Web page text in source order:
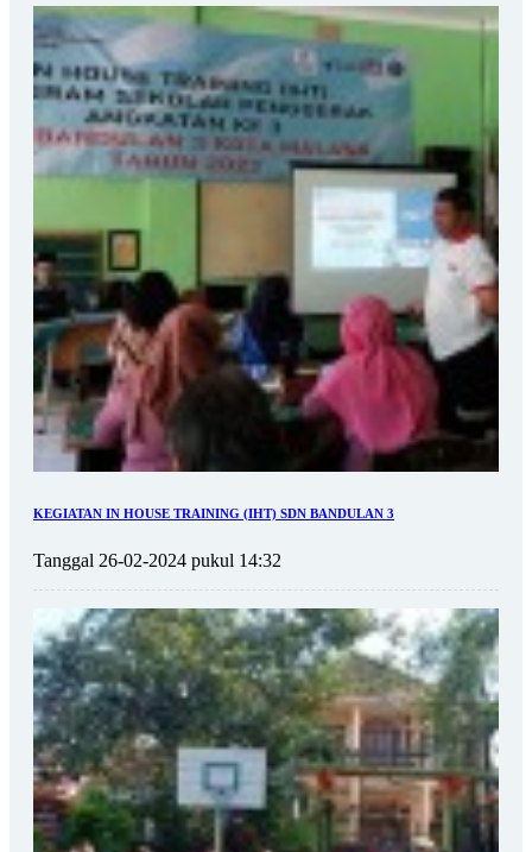
KEGIATAN IN HOUSE TRAINING (IHT) SDN BANDULAN 3
Tanggal 26-02-2024 pukul 14:32